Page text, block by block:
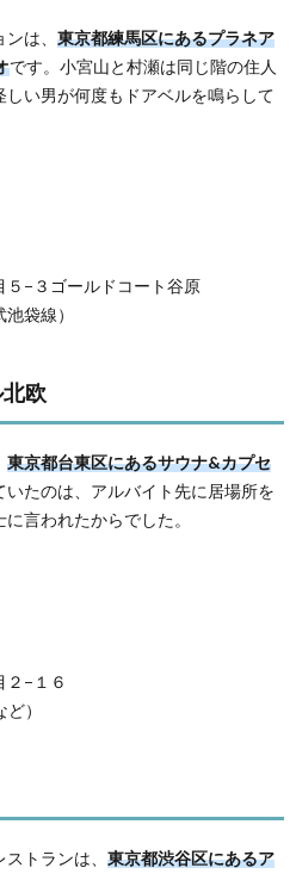
は、 東京都練馬区にあるプラネア
です。小宮山と村瀬は同じ階の住人
い男が何度もドアベルを鳴らして
−３ゴールドコート谷原
袋線）
欧
東京都台東区にあるサウナ&カプセ
いたのは、アルバイト先に居場所を
言われたからでした。
２−１６
）
トランは、 東京都渋谷区にあるア